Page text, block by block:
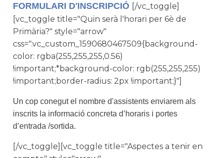
FORMULARI D'INSCRIPCIÓ [/vc_toggle]
[vc_toggle title="Quin serà l'horari per 6è de
Primària?" style="arrow"
css=".vc_custom_1590680467509{background-
color: rgba(255,255,255,0.56)
!important;*background-color: rgb(255,255,255)
!important;border-radius: 2px !important;}"]
Un cop conegut el nombre d'assistents enviarem als
inscrits la informació concreta d’horaris i portes
d’entrada /sortida.
[/vc_toggle][vc_toggle title="Aspectes a tenir en